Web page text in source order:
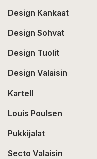
Design Kankaat
Design Sohvat
Design Tuolit
Design Valaisin
Kartell
Louis Poulsen
Pukkijalat
Secto Valaisin